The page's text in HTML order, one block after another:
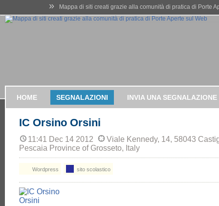
» Mappa di siti creati grazie alla comunità di pratica di Porte
HOME SEGNALAZIONI INVIA UNA SEGNALAZIONE
IC Orsino Orsini
11:41 Dec 14 2012
Viale Kennedy, 14, 58043
Pescaia Province of Grosseto, Italy
Wordpress sito scolastico